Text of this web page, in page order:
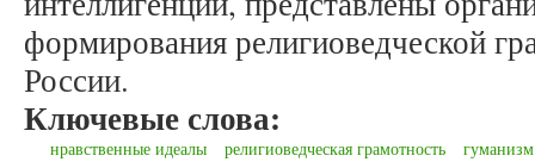
формирования религиоведческой
России.
Ключевые слова:
нравственные идеалы религиоведческая грамотность гуманизм